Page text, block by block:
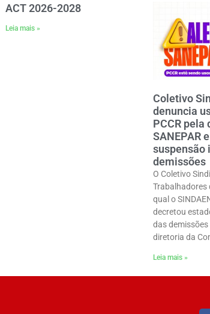
ACT 2026-2028
Leia mais »
Coletivo
denuncia
PCCR pela
SANEPAR
suspensão
demissões
O Coletivo
Trabalhadores
qual o
decretou
das
diretoria da
Leia mais »